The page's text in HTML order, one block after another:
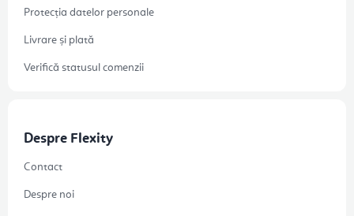
Protecția datelor personale
Livrare și plată
Verifică statusul comenzii
Despre Flexity
Contact
Despre noi